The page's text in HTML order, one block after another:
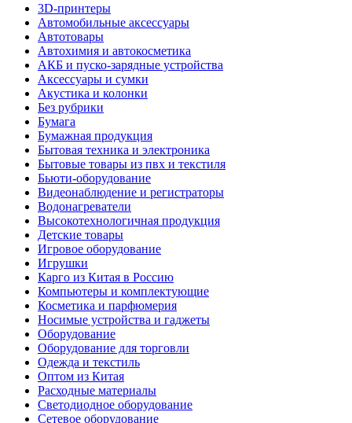
3D-принтеры
Автомобильные аксессуары
Автотовары
Автохимия и автокосметика
АКБ и пуско-зарядные устройства
Аксессуары и сумки
Акустика и колонки
Без рубрики
Бумага
Бумажная продукция
Бытовая техника и электроника
Бытовые товары из пвх и текстиля
Бьюти-оборудование
Видеонаблюдение и регистраторы
Водонагреватели
Высокотехнологичная продукция
Детские товары
Игровое оборудование
Игрушки
Карго из Китая в Россию
Компьютеры и комплектующие
Косметика и парфюмерия
Носимые устройства и гаджеты
Оборудование
Оборудование для торговли
Одежда и текстиль
Оптом из Китая
Расходные материалы
Светодиодное оборудование
Сетевое оборудование